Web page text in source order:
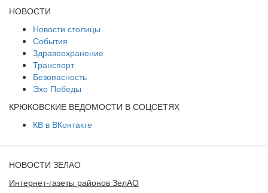
НОВОСТИ
Новости столицы
События
Здравоохранение
Транспорт
Безопасность
Эхо Победы
КРЮКОВСКИЕ ВЕДОМОСТИ В СОЦСЕТЯХ
КВ в ВКонтакте
НОВОСТИ ЗЕЛАО
Интернет-газеты районов ЗелАО